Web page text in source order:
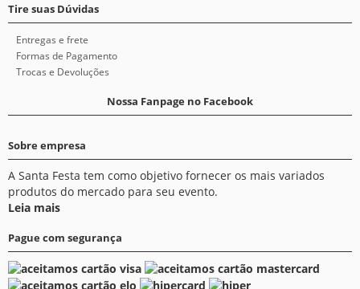
Tire suas Dúvidas
Entregas e frete
Formas de Pagamento
Trocas e Devoluções
Nossa Fanpage no Facebook
Sobre empresa
A Santa Festa tem como objetivo fornecer os mais variados
produtos do mercado para seu evento.
Leia mais
Pague com segurança